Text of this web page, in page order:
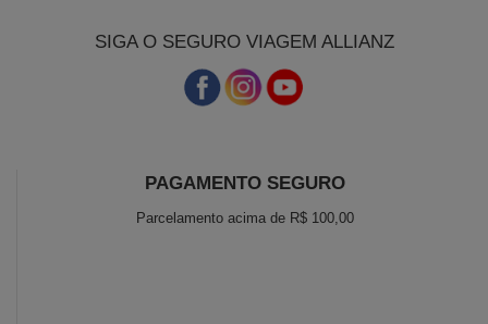
SIGA O SEGURO VIAGEM ALLIANZ
PAGAMENTO SEGURO
Parcelamento acima de R$ 100,00